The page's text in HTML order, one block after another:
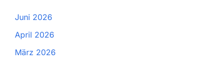
Juni 2026
April 2026
März 2026